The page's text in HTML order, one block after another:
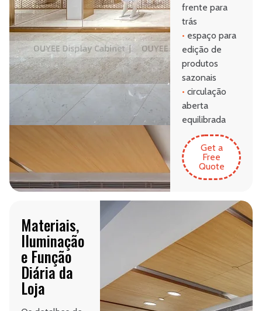
frente para
trás
• espaço para
edição de
produtos
sazonais
• circulação
aberta
equilibrada
Get a
Free
Quote
Materiais,
Iluminação
e Função
Diária da
Loja